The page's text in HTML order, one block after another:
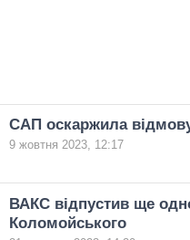
САП оскаржила
9 жовтня 2023, 12:17
ВАКС відпустив ще
Коломойського